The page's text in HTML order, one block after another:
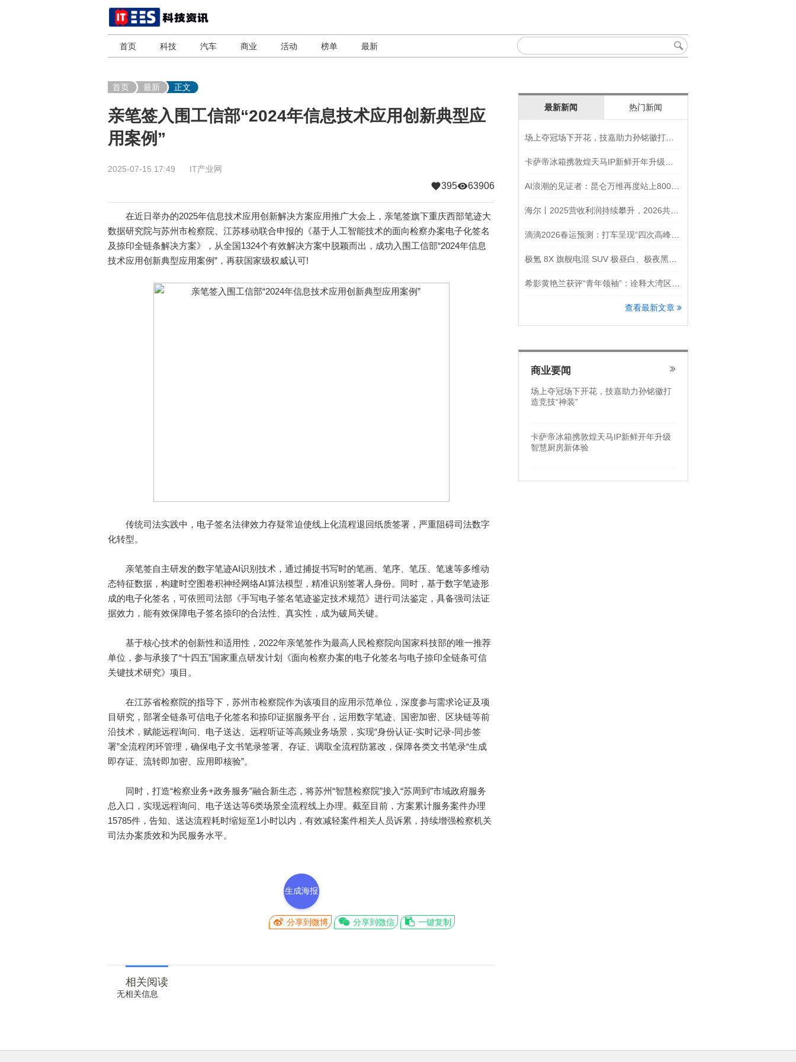
首页 科技 汽车 商业 活动 榜单 最新
首页 最新 正文
亲笔签入围工信部“2024年信息技术应用创新典型应
用案例”
2025-07-15 17:49 IT产业网
395 63906
在近日举办的2025年信息技术应用创新解决方案应用推广大会上，亲笔签旗下重庆西部笔迹大
数据研究院与苏州市检察院、江苏移动联合申报的《基于人工智能技术的面向检察办案电子化签名
及捺印全链条解决方案》，从全国1324个有效解决方案中脱颖而出，成功入围工信部“2024年信息
技术应用创新典型应用案例”，再获国家级权威认可!
传统司法实践中，电子签名法律效力存疑常迫使线上化流程退回纸质签署，严重阻碍司法数字
化转型。
亲笔签自主研发的数字笔迹AI识别技术，通过捕捉书写时的笔画、笔序、笔压、笔速等多维动
态特征数据，构建时空图卷积神经网络AI算法模型，精准识别签署人身份。同时，基于数字笔迹形
成的电子化签名，可依照司法部《手写电子签名笔迹鉴定技术规范》进行司法鉴定，具备强司法证
据效力，能有效保障电子签名捺印的合法性、真实性，成为破局关键。
基于核心技术的创新性和适用性，2022年亲笔签作为最高人民检察院向国家科技部的唯一推荐
单位，参与承接了“十四五”国家重点研发计划《面向检察办案的电子化签名与电子捺印全链条可信
关键技术研究》项目。
在江苏省检察院的指导下，苏州市检察院作为该项目的应用示范单位，深度参与需求论证及项
目研究，部署全链条可信电子化签名和捺印证据服务平台，运用数字笔迹、国密加密、区块链等前
沿技术，赋能远程询问、电子送达、远程听证等高频业务场景，实现“身份认证-实时记录-同步签
署”全流程闭环管理，确保电子文书笔录签署、存证、调取全流程防篡改，保障各类文书笔录“生成
即存证、流转即加密、应用即核验”。
同时，打造“检察业务+政务服务”融合新生态，将苏州“智慧检察院”接入“苏周到”市域政府服务
总入口，实现远程询问、电子送达等6类场景全流程线上办理。截至目前，方案累计服务案件办理
15785件，告知、送达流程耗时缩短至1小时以内，有效减轻案件相关人员诉累，持续增强检察机关
司法办案质效和为民服务水平。
生成海报
分享到微博 分享到微信 一键复制
相关阅读
无相关信息
最新新闻 热门新闻
查看最新文章
商业要闻
场上夺冠场下开花，技嘉助力孙铭徽打
造竞技“神装”
卡萨帝冰箱携敦煌天马IP新鲜开年升级
智慧厨房新体验